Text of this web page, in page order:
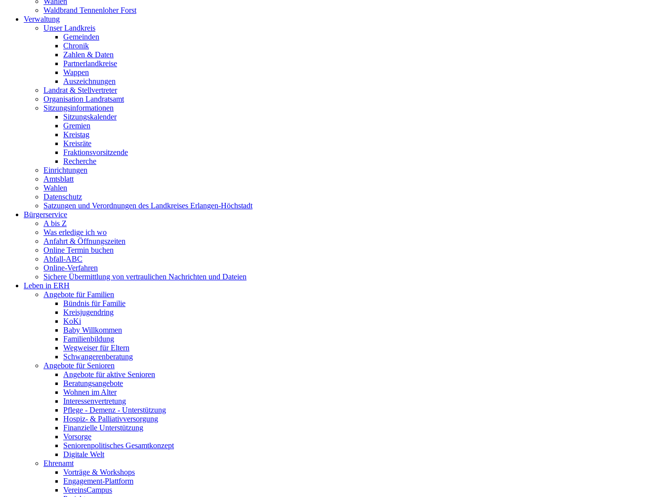
Waldbrand Tennenloher Forst
Verwaltung
Unser Landkreis
Gemeinden
Chronik
Zahlen & Daten
Partnerlandkreise
Wappen
Auszeichnungen
Landrat & Stellvertreter
Organisation Landratsamt
Sitzungsinformationen
Sitzungskalender
Gremien
Kreistag
Kreisräte
Fraktionsvorsitzende
Recherche
Einrichtungen
Amtsblatt
Wahlen
Datenschutz
Satzungen und Verordnungen des Landkreises Erlangen-Höchstadt
Bürgerservice
A bis Z
Was erledige ich wo
Anfahrt & Öffnungszeiten
Online Termin buchen
Abfall-ABC
Online-Verfahren
Sichere Übermittlung von vertraulichen Nachrichten und Dateien
Leben in ERH
Angebote für Familien
Bündnis für Familie
Kreisjugendring
KoKi
Baby Willkommen
Familienbildung
Wegweiser für Eltern
Schwangerenberatung
Angebote für Senioren
Angebote für aktive Senioren
Beratungsangebote
Wohnen im Alter
Interessenvertretung
Pflege - Demenz - Unterstützung
Hospiz- & Palliativversorgung
Finanzielle Unterstützung
Vorsorge
Seniorenpolitisches Gesamtkonzept
Digitale Welt
Ehrenamt
Vorträge & Workshops
Engagement-Plattform
VereinsCampus